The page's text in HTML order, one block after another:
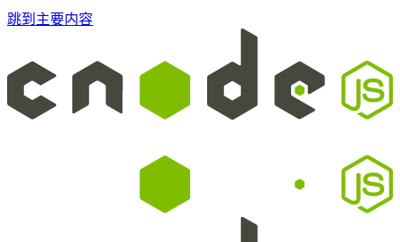
跳到主要内容